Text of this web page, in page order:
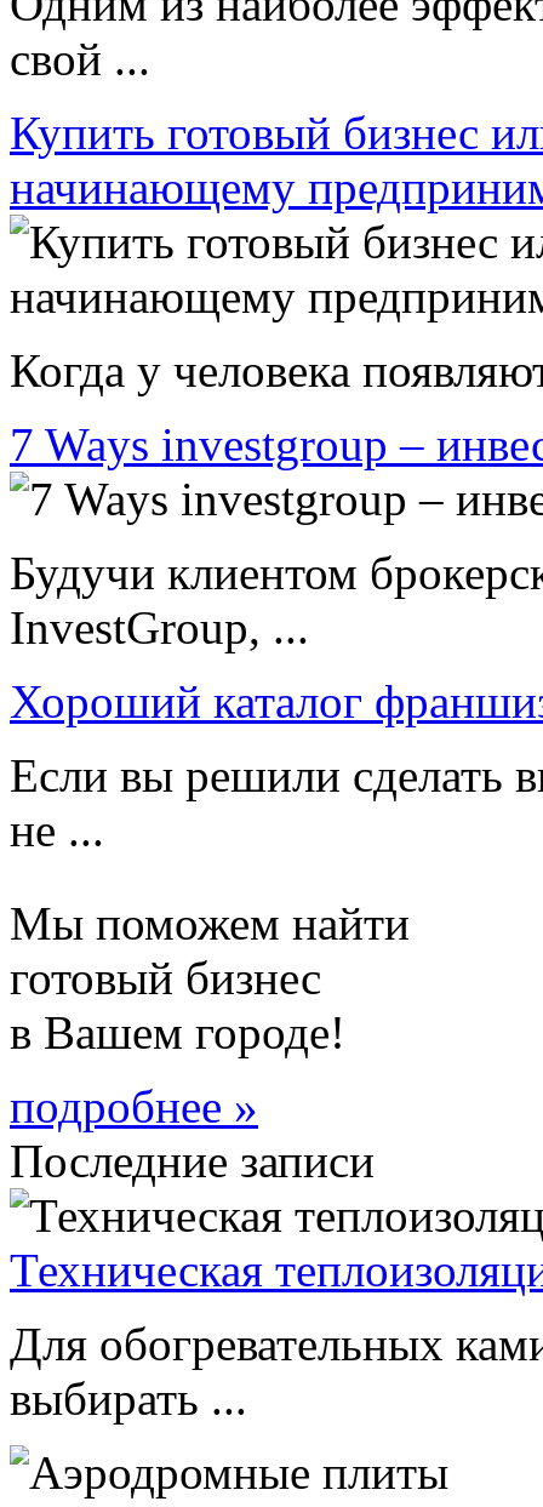
свой ...
Купить готовый бизнес
начинающему
Когда у человека
7 Ways investgroup –
Будучи клиентом
InvestGroup, ...
Хороший каталог
Если вы решили сделать
не ...
Мы поможем найти
готовый бизнес
в Вашем городе!
подробнее »
Последние записи
Техническая
Для обогревательных
выбирать ...